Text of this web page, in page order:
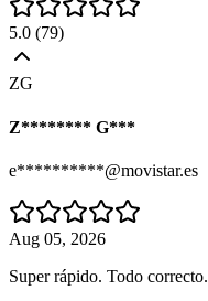
5.0 (79)
ZG
Z******** G***
e**********@movistar.es
Aug 05, 2026
Super rápido. Todo correcto.